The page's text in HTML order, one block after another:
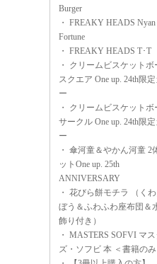
Burger
・ FREAKY HEADS Nyan
Fortune
・ FREAKY HEADS T･T
・ クリームビスケットボ
スクエア One up. 24th限定
ー
・ クリームビスケットボ
サークル One up. 24th限定
ー
・ 傘河童＆やかん河童 2
ットOne up. 25th
ANNIVERSARY
・ 花びら餅モチラ （く
ぼう＆ふわふわ座布団＆
飾り付き）
・ MASTERS SOFVI マス
ズ・ソフビ 本 ＜書籍のみ